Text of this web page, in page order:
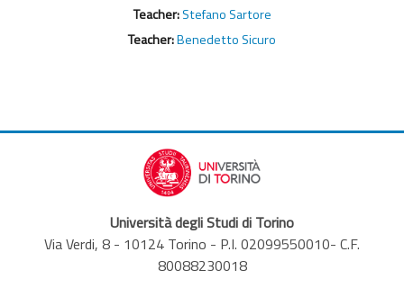
Teacher:Stefano Sartore
Teacher:Benedetto Sicuro
Università degli Studi di Torino
Via Verdi, 8 - 10124 Torino - P.I. 02099550010- C.F.
80088230018